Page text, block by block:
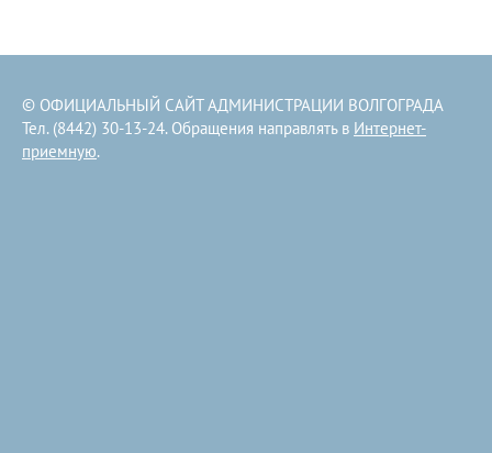
© ОФИЦИАЛЬНЫЙ САЙТ АДМИНИСТРАЦИИ ВОЛГОГРАДА
Тел. (8442) 30-13-24. Обращения направлять в Интернет-
приемную.